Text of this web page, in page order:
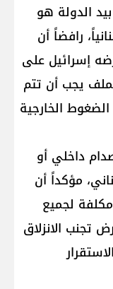
الدولة هو
رافضاً أن
إسرائيل على
يجب أن تتم
الضغوط الخارجية
داخلي أو
مؤكداً أن
لجميع
تجنب الانزلاق